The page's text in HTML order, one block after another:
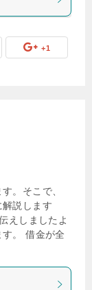
+1
。そこで、
説します
えしましたよ
。 借金が全